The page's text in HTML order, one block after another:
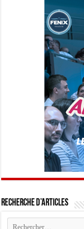
Recherche d’articles